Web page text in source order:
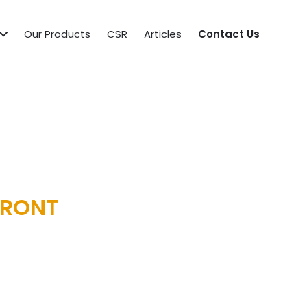
Our Products CSR Articles Contact Us